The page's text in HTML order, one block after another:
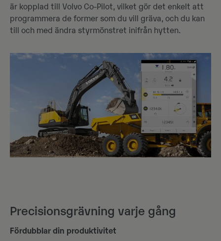
är kopplad till Volvo Co-Pilot, vilket gör det enkelt att
programmera de former som du vill gräva, och du kan
till och med ändra styrmönstret inifrån hytten.
Precisionsgrävning varje gång
Fördubblar din produktivitet